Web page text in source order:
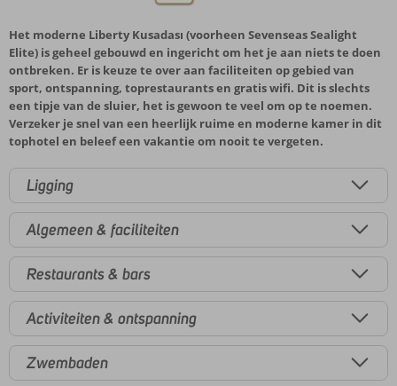
Het moderne Liberty Kusadası (voorheen Sevenseas Sealight
Elite) is geheel gebouwd en ingericht om het je aan niets te doen
ontbreken. Er is keuze te over aan faciliteiten op gebied van
sport, ontspanning, toprestaurants en gratis wifi. Dit is slechts
een tipje van de sluier, het is gewoon te veel om op te noemen.
Verzeker je snel van een heerlijk ruime en moderne kamer in dit
tophotel en beleef een vakantie om nooit te vergeten.
Ligging
Algemeen & faciliteiten
Restaurants & bars
Activiteiten & ontspanning
Zwembaden